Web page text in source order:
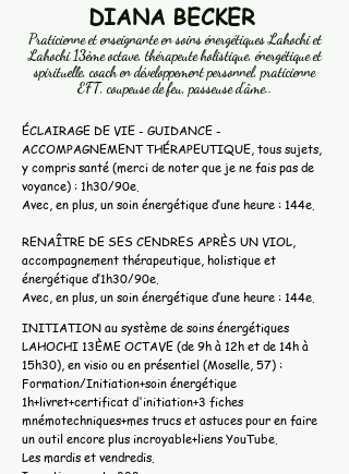
​DIANA BECKER
Praticienne et enseignante en soins énergétiques Lahochi et
Lahochi 13ème octave, thérapeute holistique, énergétique et
spirituelle, coach en développement personnel, praticienne
EFT, coupeuse de feu, passeuse d’âme..
ÉCLAIRAGE DE VIE - GUIDANCE -
ACCOMPAGNEMENT THÉRAPEUTIQUE, tous sujets,
y compris santé (merci de noter que je ne fais pas de
voyance) : 1h30/90e.
Avec, en plus, un soin énergétique d’une heure : 144e.
RENAÎTRE DE SES CENDRES APRÈS UN VIOL,
accompagnement thérapeutique, holistique et
énergétique d’1h30/90e.
Avec, en plus, un soin énergétique d’une heure : 144e.
INITIATION au système de soins énergétiques
LAHOCHI 13ÈME OCTAVE (de 9h à 12h et de 14h à
15h30), en visio ou en présentiel (Moselle, 57) :
Formation/Initiation+soin énergétique
1h+livret+certificat d'initiation+3 fiches
mnémotechniques+mes trucs et astuces pour en faire
un outil encore plus incroyable+liens YouTube.
Les mardis et vendredis.